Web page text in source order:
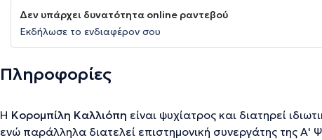
Δεν υπάρχει δυνατότητα online ραντεβού
Εκδήλωσε το ενδιαφέρον σου
Πληροφορίες
Η Κορομπίλη Καλλιόπη είναι ψυχίατρος και διατηρεί
ενώ παράλληλα διατελεί επιστημονική συνεργάτης της Α'